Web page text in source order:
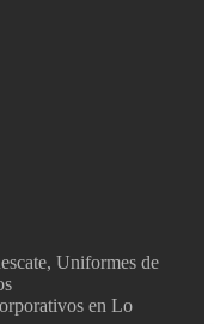
Uniformes de
en Lo